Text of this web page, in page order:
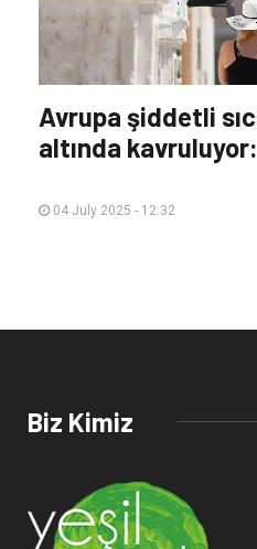
Avrupa şiddetli
altında kavruluyor:
04 July 2025 - 12:32
Biz Kimiz